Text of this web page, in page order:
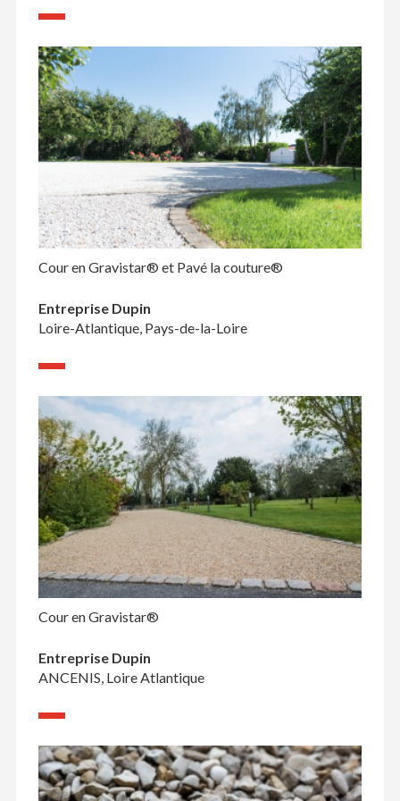
Cour en Gravistar® et Pavé la couture®
Entreprise Dupin
Loire-Atlantique, Pays-de-la-Loire
Cour en Gravistar®
Entreprise Dupin
ANCENIS, Loire Atlantique